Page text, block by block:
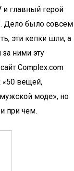
и главный герой
Дело было совсем
эти кепки шли, а
за ними эту
Complex.сom
«50 вещей,
моде», но
при чем.